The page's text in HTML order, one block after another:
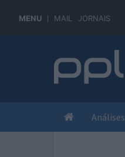
MENU MAIL JORNAIS
Análises